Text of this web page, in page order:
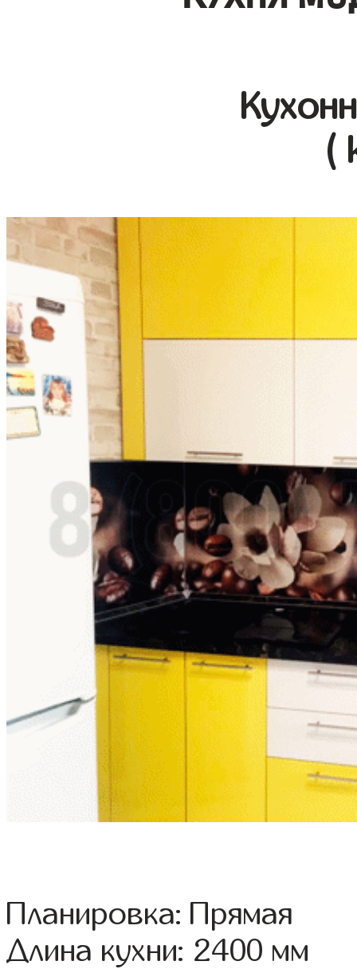
(
Планировка: Прямая
Длина кухни: 2400 мм